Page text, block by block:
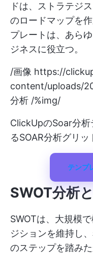
ドは、ストラテジ
のロードマップを
プレートは、あら
ジネスに役立つ。
/画像 https://
content/uploads/
分析 /%img/
ClickUpのSoar分析
るSOAR分析グリッ
テンプ
SWOT分析
SWOTは、大規模
ジションを維持し
のステップを踏み